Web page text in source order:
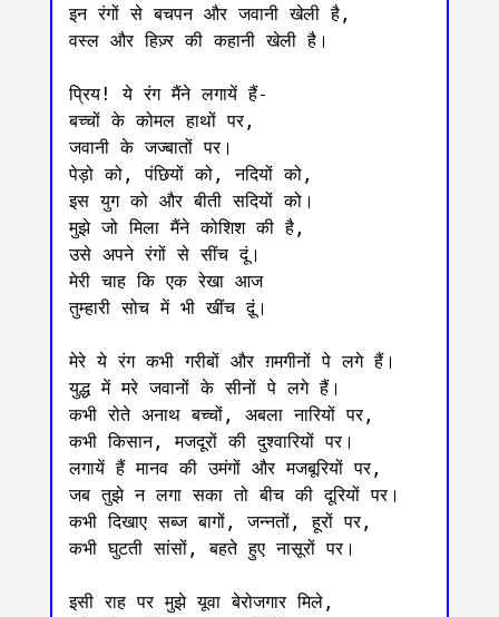
इन रंगों से बचपन और जवानी खेली है,
वस्ल और हिज़्र की कहानी खेली है।
प्रिय! ये रंग मैंने लगायें हैं-
बच्चों के कोमल हाथों पर,
जवानी के जज्बातों पर।
पेड़ो को, पंछियों को, नदियों को,
इस युग को और बीती सदियों को।
मुझे जो मिला मैंने कोशिश की है,
उसे अपने रंगों से सींच दूं।
मेरी चाह कि एक रेखा आज
तुम्हारी सोच में भी खींच दू़ं।
मेरे ये रंग कभी गरीबों और ग़मगीनों पे लगे हैं।
युद्ध में मरे जवानों के सीनों पे लगे हैं।
कभी रोते अनाथ बच्चों, अबला नारियों पर,
कभी किसान, मजदूरों की दुश्वारियों पर।
लगायें हैं मानव की उमंगों और मजबूरियों पर,
जब तुझे न लगा सका तो बीच की दूरियों पर।
कभी दिखाए सब्ज बागों, जन्नतों, हूरों पर,
कभी घुटती सांसों, बहते हुए नासूरों पर।
इसी राह पर मुझे यूवा बेरोजगार मिले,